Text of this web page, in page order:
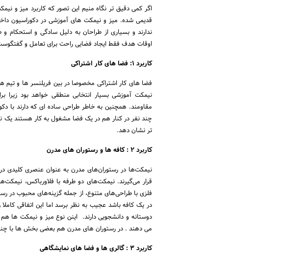
اگر کمی دقیق تر نگاه منیم این تصور که کاربرد میز
قدیمی شده. میز و نیمکت های آموزشی در دکوراسیون
ندارند و بسیاری از طراحان به دلیل سادگی و استحکام و
اوقات هدف فقط ایجاد فضایی راحت برای تعامل و
کاربرد 1: فضا های کار اشتراکی
فضا های کار اشتراکی مخصوصا در بین فریلنسر ها و تیم
نیمکت آموزشی بسیار انتخابی منطقی خواهد بود
مقاومند. همچنین به خاطر طراحی ساده ای که دارند با
چند نفر در کنار هم در یک فضا مشغول به کار هستند یک
تر نشان دهد.
کاربرد 2 : کافه ها و رستوران های مدرن
نیمکت‌ها در رستوران‌های مدرن به عنوان عنصری کلیدی
قرار می‌گیرند. نیمکت‌های دو طرفه با فلاورباکس،
فلزی با طراحی‌های متنوع، از جمله گزینه‌های محبوب در
در یک کافه باشد عجیب به نظر برسد اما این اتفاقی
دوستانه و دانشجویی دارند. اینن نوع میز و نیمکت
می دهند . در رستوران های مدرن هم بعضی بخش ها با
کاربرد 3 : گالری ها و فضا های نمایشگاهی